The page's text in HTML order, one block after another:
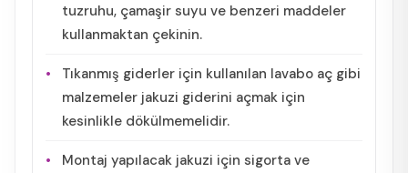
tuzruhu, çamaşir suyu ve benzeri maddeler
kullanmaktan çekinin.
Tıkanmış giderler için kullanılan lavabo aç gibi
malzemeler jakuzi giderini açmak için
kesinlikle dökülmemelidir.
Montaj yapılacak jakuzi için sigorta ve